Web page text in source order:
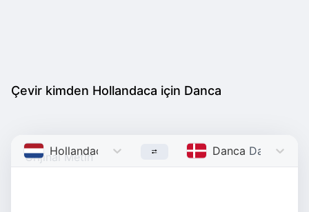
Çevir kimden Hollandaca için Danca
Hollandaca Dutch Danca Danish